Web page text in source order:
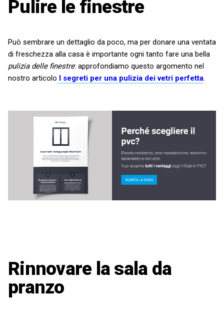
Pulire le finestre
Può sembrare un dettaglio da poco, ma per donare una ventata
di freschezza alla casa è importante ogni tanto fare una bella
pulizia delle finestre: approfondiamo questo argomento nel
nostro articolo I segreti per una pulizia dei vetri perfetta.
Rinnovare la sala da
pranzo